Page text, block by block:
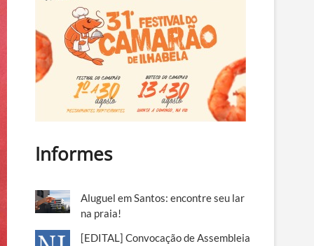
Informes
Aluguel em Santos: encontre seu lar
na praia!
[EDITAL] Convocação de Assembleia